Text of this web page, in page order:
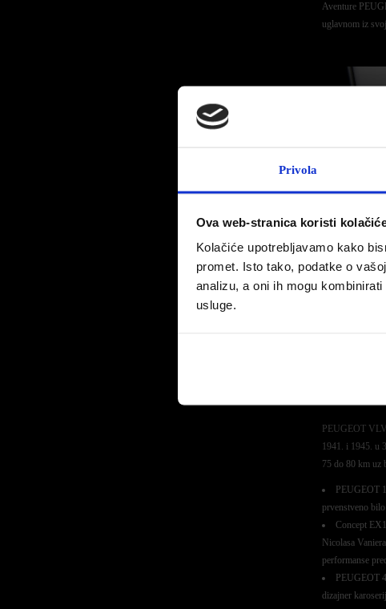
Privola
Ova web-stranica koristi
Kolačiće upotrebljavamo kako
promet. Isto tako, podatke o
analizu, a oni ih mogu
usluge.
Aventure
uglavnom iz
PEUGEOT
1941. i 1945. u
75 do 80 km uz
PEUGEOT
prvenstveno
Concept
Nicolasa
performanse
PEUGEOT
dizajner